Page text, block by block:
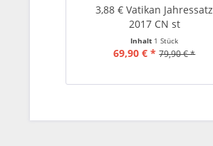
3,88 € Vatikan Jahressatz
2017 CN st
Inhalt 1 Stück
69,90 € * 79,90 € *